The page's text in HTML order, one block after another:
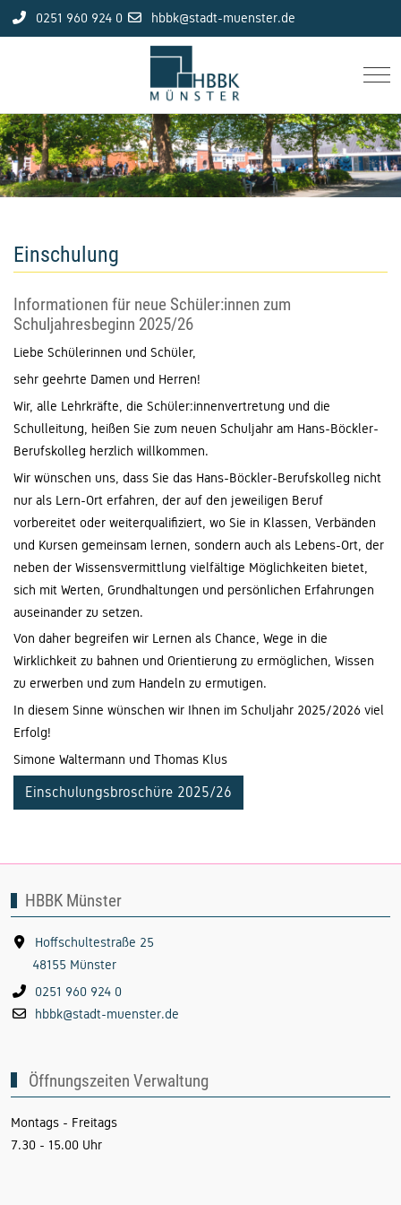
0251 960 924 0 hbbk@stadt-muenster.de
Einschulung
Informationen für neue Schüler:innen zum
Schuljahresbeginn 2025/26
Liebe Schülerinnen und Schüler,
sehr geehrte Damen und Herren!
Wir, alle Lehrkräfte, die Schüler:innenvertretung und die
Schulleitung, heißen Sie zum neuen Schuljahr am Hans-Böckler-
Berufskolleg herzlich willkommen.
Wir wünschen uns, dass Sie das Hans-Böckler-Berufskolleg nicht
nur als Lern-Ort erfahren, der auf den jeweiligen Beruf
vorbereitet oder weiterqualifiziert, wo Sie in Klassen, Verbänden
und Kursen gemeinsam lernen, sondern auch als Lebens-Ort, der
neben der Wissensvermittlung vielfältige Möglichkeiten bietet,
sich mit Werten, Grundhaltungen und persönlichen Erfahrungen
auseinander zu setzen.
Von daher begreifen wir Lernen als Chance, Wege in die
Wirklichkeit zu bahnen und Orientierung zu ermöglichen, Wissen
zu erwerben und zum Handeln zu ermutigen.
In diesem Sinne wünschen wir Ihnen im Schuljahr 2025/2026 viel
Erfolg!
Simone Waltermann und Thomas Klus
Einschulungsbroschüre 2025/26
HBBK Münster
Hoffschultestraße 25
48155 Münster
0251 960 924 0
hbbk@stadt-muenster.de
Öffnungszeiten Verwaltung
Montags - Freitags
7.30 - 15.00 Uhr